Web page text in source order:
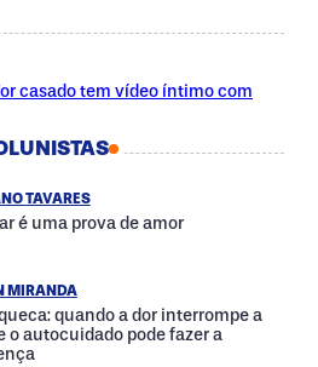
casado tem vídeo íntimo com
TAVARES
é uma prova de amor
MIRANDA
quando a dor interrompe a
o autocuidado pode fazer a